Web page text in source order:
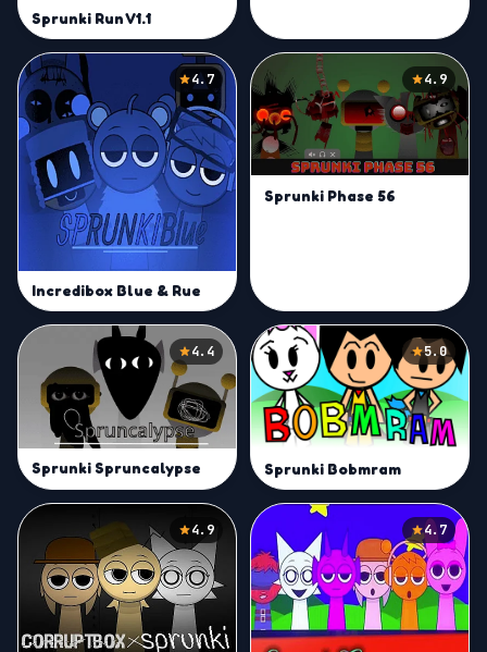
Sprunki Run V1.1
4.7
Incredibox Blue & Rue
4.9
Sprunki Phase 56
4.4
Sprunki Spruncalypse
5.0
Sprunki Bobmram
4.9 4.7